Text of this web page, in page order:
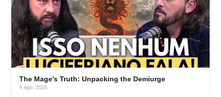
The Mage's Truth: Unpacking the Demiurge
4 ago. 2026